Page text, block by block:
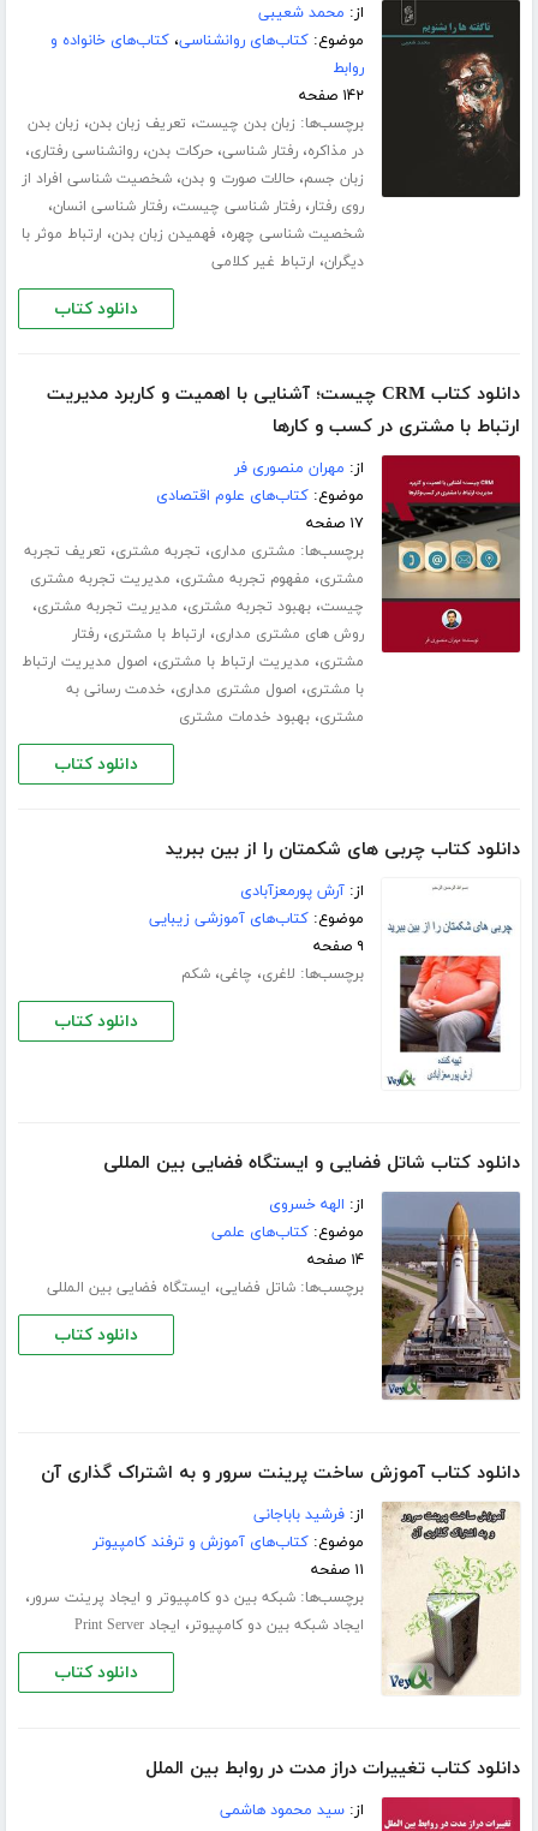
از: محمد شعیبی
موضوع:کتاب‌های روانشناسی،کتاب‌های خانواده و
روابط
۱۴۲ صفحه
برچسب‌ها: زبان بدن چیست، تعریف زبان بدن، زبان بدن
در مذاکره،رفتار شناسی،حرکات بدن،روانشناسی رفتاری،
زبان جسم،حالات صورت و بدن،شخصیت شناسی افراد از
روی رفتار،رفتار شناسی چیست،رفتار شناسی انسان،
شخصیت شناسی چهره، فهمیدن زبان بدن، ارتباط موثر با
دیگران، ارتباط غیر کلامی
دانلود کتاب
دانلود کتاب CRM چیست؛ آشنایی با اهمیت و کاربرد مدیریت
ارتباط با مشتری در کسب و‌ کارها
از: مهران منصوری فر
موضوع:کتاب‌های علوم اقتصادی
۱۷ صفحه
برچسب‌ها: مشتری مداری، تجربه مشتری، تعریف تجربه
مشتری، مفهوم تجربه مشتری، مدیریت تجربه مشتری
چیست،بهبود تجربه مشتری، مدیریت تجربه مشتری،
روش های مشتری مداری، ارتباط با مشتری،رفتار
مشتری، مدیریت ارتباط با مشتری، اصول مدیریت ارتباط
با مشتری، اصول مشتری مداری، خدمت رسانی به
مشتری،بهبود خدمات مشتری
دانلود کتاب
دانلود کتاب چربی های شکمتان را از بین ببرید
از:آرش پورمعزآبادی
موضوع:کتاب‌های آموزشی زیبایی
۹ صفحه
برچسب‌ها: لاغری، چاغی،شکم
دانلود کتاب
دانلود کتاب شاتل فضایی و ایستگاه فضایی بین المللی
از: الهه خسروی
موضوع:کتاب‌های علمی
۱۴ صفحه
برچسب‌ها:شاتل فضایی، ایستگاه فضایی بین المللی
دانلود کتاب
دانلود کتاب آموزش ساخت پرینت سرور و به اشتراک گذاری آن
از:فرشید باباجانی
موضوع:کتاب‌های آموزش و ترفند کامپیوتر
۱۱ صفحه
برچسب‌ها:شبکه بین دو کامپیوتر و ایجاد پرینت سرور،
ایجاد شبکه بین دو کامپیوتر، ایجاد Print Server
دانلود کتاب
دانلود کتاب تغییرات دراز مدت در روابط بین الملل
از:سید محمود هاشمی